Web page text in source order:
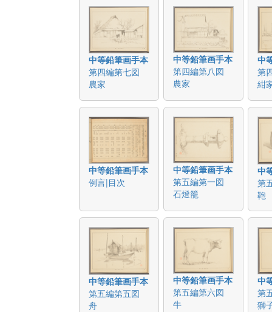
中等鉛筆画手本
第四編第七図
農家
中等鉛筆画手本
第四編第八図
農家
中
第
紺
中等鉛筆画手本
例言|目次
中等鉛筆画手本
第五編第一図
石燈籠
中
第
鞄
中等鉛筆画手本
第五編第五図
舟
中等鉛筆画手本
第五編第六図
牛
中
第
獅